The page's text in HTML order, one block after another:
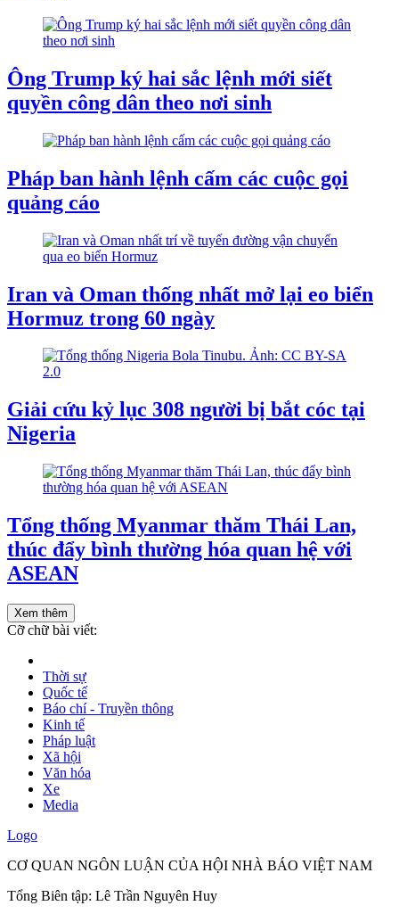
Ông Trump ký hai sắc lệnh mới siết
quyền công dân theo nơi sinh
Pháp ban hành lệnh cấm các cuộc gọi
quảng cáo
Iran và Oman thống nhất mở lại eo biển
Hormuz trong 60 ngày
Giải cứu kỷ lục 308 người bị bắt cóc tại
Nigeria
Tổng thống Myanmar thăm Thái Lan,
thúc đẩy bình thường hóa quan hệ với
ASEAN
Xem thêm
Cỡ chữ bài viết:
Thời sự
Quốc tế
Báo chí - Truyền thông
Kinh tế
Pháp luật
Xã hội
Văn hóa
Xe
Media
Logo
CƠ QUAN NGÔN LUẬN CỦA HỘI NHÀ BÁO VIỆT NAM
Tổng Biên tập: Lê Trần Nguyên Huy